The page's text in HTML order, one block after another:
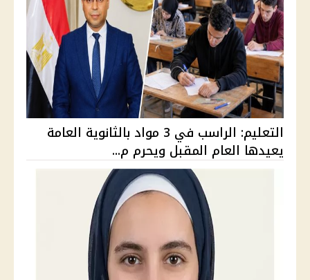
التعليم: الراسب في 3 مواد بالثانوية العامة
يعيدها العام المقبل ويحرم م...